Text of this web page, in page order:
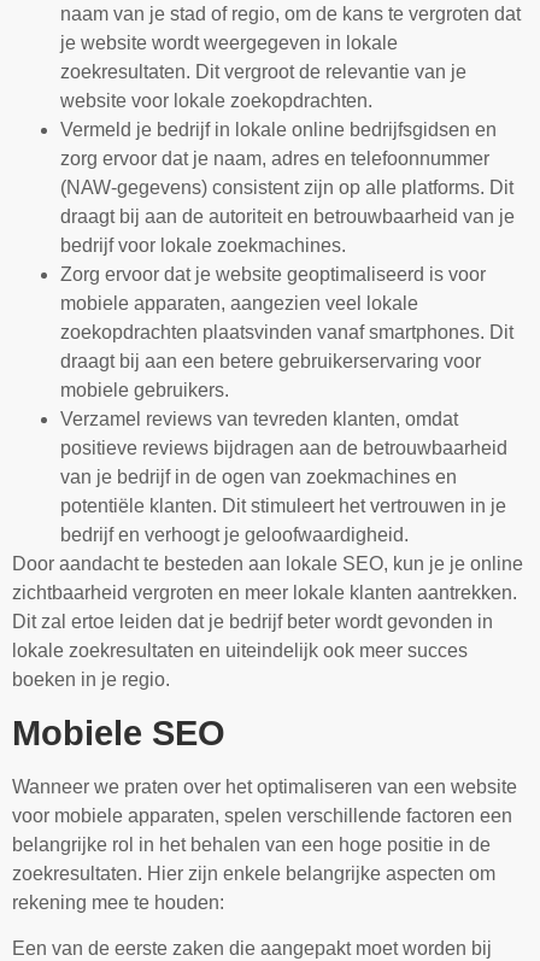
naam van je stad of regio, om de kans te vergroten dat
je website wordt weergegeven in lokale
zoekresultaten. Dit vergroot de relevantie van je
website voor lokale zoekopdrachten.
Vermeld je bedrijf in lokale online bedrijfsgidsen en
zorg ervoor dat je naam, adres en telefoonnummer
(NAW-gegevens) consistent zijn op alle platforms. Dit
draagt bij aan de autoriteit en betrouwbaarheid van je
bedrijf voor lokale zoekmachines.
Zorg ervoor dat je website geoptimaliseerd is voor
mobiele apparaten, aangezien veel lokale
zoekopdrachten plaatsvinden vanaf smartphones. Dit
draagt bij aan een betere gebruikerservaring voor
mobiele gebruikers.
Verzamel reviews van tevreden klanten, omdat
positieve reviews bijdragen aan de betrouwbaarheid
van je bedrijf in de ogen van zoekmachines en
potentiële klanten. Dit stimuleert het vertrouwen in je
bedrijf en verhoogt je geloofwaardigheid.
Door aandacht te besteden aan lokale SEO, kun je je online
zichtbaarheid vergroten en meer lokale klanten aantrekken.
Dit zal ertoe leiden dat je bedrijf beter wordt gevonden in
lokale zoekresultaten en uiteindelijk ook meer succes
boeken in je regio.
Mobiele SEO
Wanneer we praten over het optimaliseren van een website
voor mobiele apparaten, spelen verschillende factoren een
belangrijke rol in het behalen van een hoge positie in de
zoekresultaten. Hier zijn enkele belangrijke aspecten om
rekening mee te houden:
Een van de eerste zaken die aangepakt moet worden bij